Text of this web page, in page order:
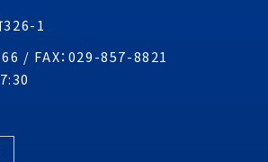
326-1
/ FAX：029-857-8821